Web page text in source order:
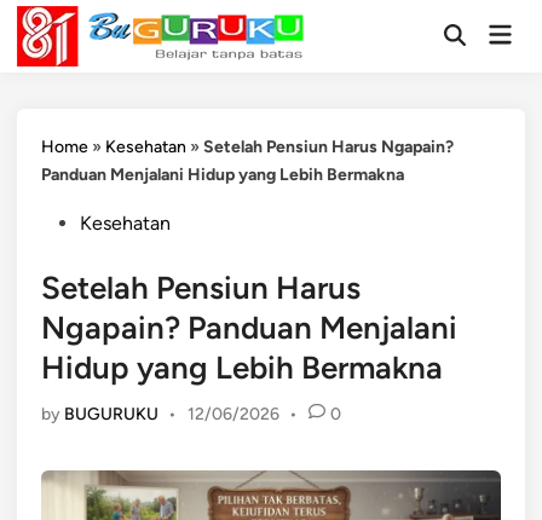
Skip
content
OpenMain
Home » Kesehatan »Setelah Pensiun Harus Ngapain?
Panduan Menjalani Hidup yang Lebih Bermakna
PostedKesehatan
Setelah Pensiun Harus
Ngapain? Panduan Menjalani
Hidup yang Lebih Bermakna
by BUGURUKU • 12/06/2026 • 0